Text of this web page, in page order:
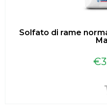
Solfato di rame
€